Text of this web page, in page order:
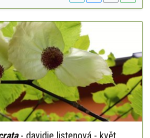
- davidie listenová - květ